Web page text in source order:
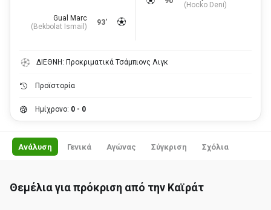
( Hocko Deni)
93'
Gual Marc
( Bekbolat Ismail )
ΔΙΕΘΝΗ: Προκριματικά Τσάμπιονς Λιγκ
Προϊστορία
Ημίχρονο: 0 - 0
Ανάλυση Γενικά Αγώνας Σύγκριση Σχόλια
Θεμέλια για πρόκριση από την Καϊράτ